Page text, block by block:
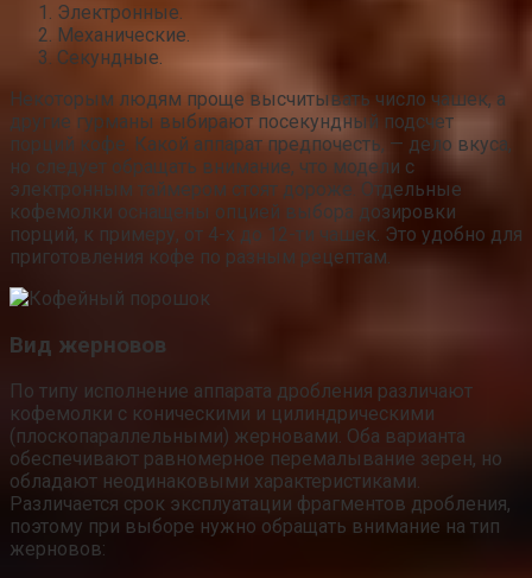
Электронные.
Механические.
Секундные.
Некоторым людям проще высчитывать число чашек, а
другие гурманы выбирают посекундный подсчет
порций кофе. Какой аппарат предпочесть, — дело вкуса,
но следует обращать внимание, что модели с
электронным таймером стоят дороже. Отдельные
кофемолки оснащены опцией выбора дозировки
порций, к примеру, от 4-х до 12-ти чашек. Это удобно для
приготовления кофе по разным рецептам.
Вид жерновов
По типу исполнение аппарата дробления различают
кофемолки с коническими и цилиндрическими
(плоскопараллельными) жерновами. Оба варианта
обеспечивают равномерное перемалывание зерен, но
обладают неодинаковыми характеристиками.
Различается срок эксплуатации фрагментов дробления,
поэтому при выборе нужно обращать внимание на тип
жерновов: